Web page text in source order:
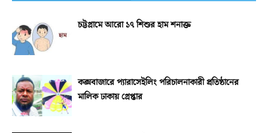
চট্টগ্রামে আরো ১৭ শিশুর হাম শনাক্ত
কক্সবাজারে প্যারাসেইলিং পরিচালনাকারী প্রতিষ্ঠানের
মালিক ঢাকায় গ্রেপ্তার